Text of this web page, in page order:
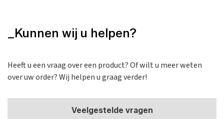
_Kunnen wij u helpen?
Heeft u een vraag over een product? Of wilt u meer weten
over uw order? Wij helpen u graag verder!
Veelgestelde vragen